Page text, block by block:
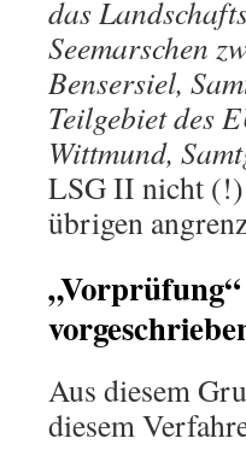
das
Seemarschen
Bensersiel,
Teilgebiet des
Wittmund,
LSG II nicht (!)
übrigen
Aus diesem
diesem